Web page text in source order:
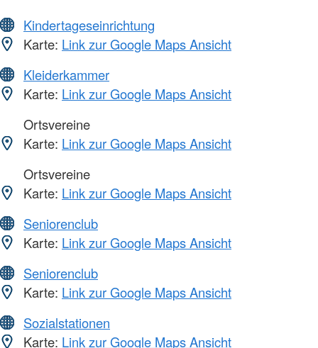
Kindertageseinrichtung
Karte: Link zur Google Maps Ansicht
Kleiderkammer
Karte: Link zur Google Maps Ansicht
Ortsvereine
Karte: Link zur Google Maps Ansicht
Ortsvereine
Karte: Link zur Google Maps Ansicht
Seniorenclub
Karte: Link zur Google Maps Ansicht
Seniorenclub
Karte: Link zur Google Maps Ansicht
Sozialstationen
Karte: Link zur Google Maps Ansicht